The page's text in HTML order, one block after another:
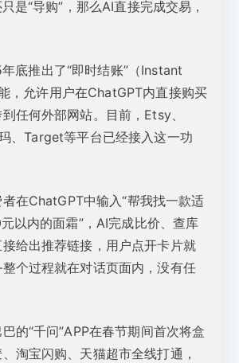
是“导购”，那么AI直接完成交易，
底推出了“即时结账”（Instant
，允许用户在ChatGPT内直接购买
任何外部网站。目前，Etsy、
、Target等平台已经接入这一功
在ChatGPT中输入“帮我找一款适
以内的面霜”，AI完成比价、查库
给出推荐链接，用户点开卡片就
个过程就在对话页面内，没有任
的“千问”APP在春节期间首次将盒
淘宝闪购、天猫超市全线打通，